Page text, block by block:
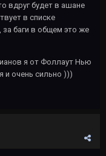
вдруг будет в ашане
в списке
баги в общем это же
я от Фоллаут Нью
и очень сильно )))